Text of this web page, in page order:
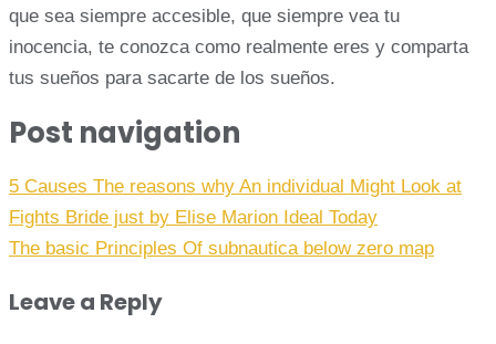
que sea siempre accesible, que siempre vea tu
inocencia, te conozca como realmente eres y comparta
tus sueños para sacarte de los sueños.
Post navigation
5 Causes The reasons why An individual Might Look at
Fights Bride just by Elise Marion Ideal Today
The basic Principles Of subnautica below zero map
Leave a Reply